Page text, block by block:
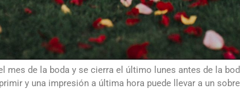
mes de la boda y se cierra el último lunes antes de la
y una impresión a última hora puede llevar a un